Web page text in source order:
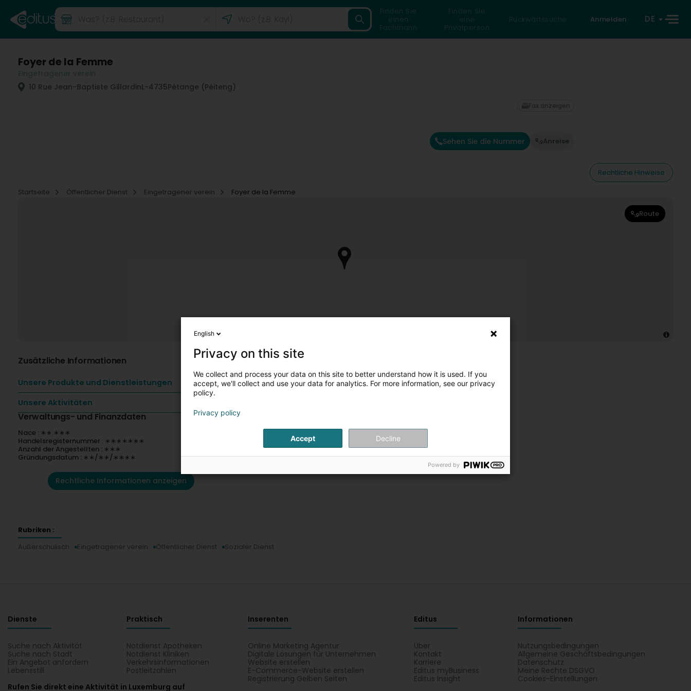
Finden Sie
einen
Fachmann
Finden Sie
eine
Privatperson
Rückwärtssuche Anmelden DE
Foyer de la Femme
10 Rue Jean-Baptiste GillardinL-4735Pétange (Péiteng)
Sehen Sie die Nummer Anreise
Fax anzeigen
Rechtliche Hinweise
Startseite
Öffentlicher Dienst Eingetragener verein Foyer de la Femme
Route
Zusätzliche Informationen
Unsere Produkte und Dienstleistungen
Unsere Aktivitäten
Verwaltungs- und Finanzdaten
Nace : ∗∗.∗∗∗
Handelsregisternummer : ∗∗∗∗∗∗∗
Anzahl der Angestellten : ∗∗∗
Gründungsdatum : ∗∗/∗∗/∗∗∗∗
Rechtliche Informationen anzeigen
Rubriken :
Außerschulisch
Eingetragener verein Öffentlicher Dienst Sozialer Dienst
Dienste
Suche nach Aktivität
Suche nach Stadt
Ein Angebot anfordern
Lebensstill
Praktisch
Notdienst Apotheken
Notdienst Kliniken
Verkehrsinformationen
Postleitzahlen
Inserenten
Online Marketing Agentur
Digitale Lösungen für Unternehmen
Website erstellen
E-Commerce-Website erstellen
Registrierung Gelben Seiten
Editus
Über
Kontakt
Karriere
Editus myBusiness
Editus Insight
Informationen
Nutzungsbedingungen
Allgemeine Geschäftsbedingungen
Datenschutz
Meine Rechte DSGVO
Cookies-Einstellungen
Rufen Sie direkt eine Aktivität in Luxemburg auf
English
Privacy on this site
We collect and process your data on this site to better understand how it is used. If you
accept, we'll collect and use your data for analytics. For more information, see our privacy
policy.
Privacy policy
Accept Decline
Powered by